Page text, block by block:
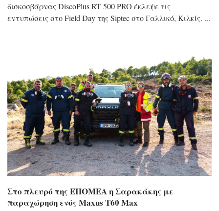
δισκοσβάρνας DiscoPlus RT 500 PRO έκλεψε τις
εντυπώσεις στο Field Day της Siptec στο Γαλλικό, Κιλκίς.
Στο πλευρό της ΕΠΟΜΕΑ η Σαρακάκης με
παραχώρηση ενός Maxus T60 Max